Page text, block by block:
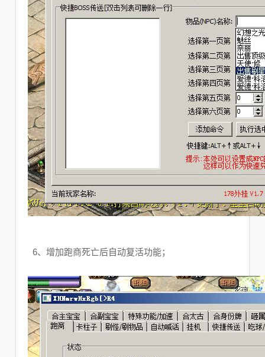
6、增加跑商死亡后自动复活功能；